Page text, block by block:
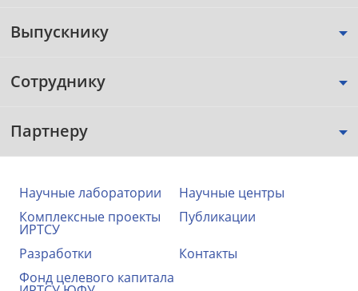
Выпускнику
Сотруднику
Партнеру
Научные лаборатории
Научные центры
Комплексные проекты
ИРТСУ
Публикации
Разработки
Контакты
Фонд целевого капитала